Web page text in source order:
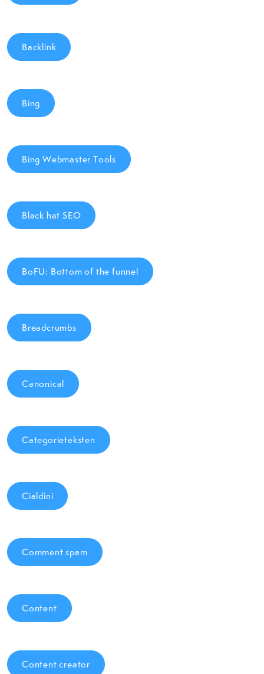
Backlink
Bing
Bing Webmaster Tools
Black hat SEO
BoFU: Bottom of the funnel
Breadcrumbs
Canonical
Categorieteksten
Cialdini
Comment spam
Content
Content creator